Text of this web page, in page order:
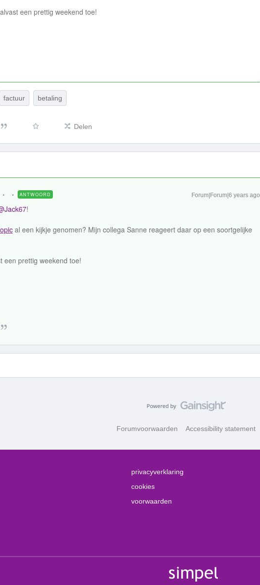
een prettig weekend toe!
factuur betaling
Delen
ANTWOORD Forum|Forum|6 years ago
!
al een kijkje genomen? Mijn collega Sanne reageert daar op een soortgelijke
een prettig weekend toe!
Forumvoorwaarden Accessibility statement
privacyverklaring
cookies
voorwaarden